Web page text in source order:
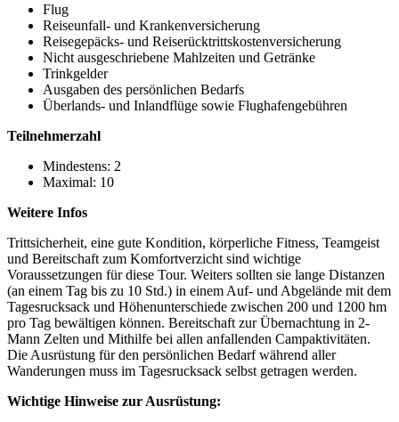
Flug
Reiseunfall- und Krankenversicherung
Reisegepäcks- und Reiserücktrittskostenversicherung
Nicht ausgeschriebene Mahlzeiten und Getränke
Trinkgelder
Ausgaben des persönlichen Bedarfs
Überlands- und Inlandflüge sowie Flughafengebühren
Teilnehmerzahl
Mindestens: 2
Maximal: 10
Weitere Infos
Trittsicherheit, eine gute Kondition, körperliche Fitness, Teamgeist
und Bereitschaft zum Komfortverzicht sind wichtige
Voraussetzungen für diese Tour. Weiters sollten sie lange Distanzen
(an einem Tag bis zu 10 Std.) in einem Auf- und Abgelände mit dem
Tagesrucksack und Höhenunterschiede zwischen 200 und 1200 hm
pro Tag bewältigen können. Bereitschaft zur Übernachtung in 2-
Mann Zelten und Mithilfe bei allen anfallenden Campaktivitäten.
Die Ausrüstung für den persönlichen Bedarf während aller
Wanderungen muss im Tagesrucksack selbst getragen werden.
Wichtige Hinweise zur Ausrüstung: